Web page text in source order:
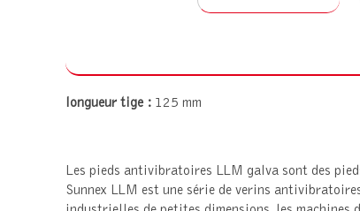
longueur tige : 125 mm
Les pieds antivibratoires LLM galva sont des
Sunnex LLM est une série de verins